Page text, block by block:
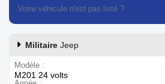
Votre véhicule n'est pas listé ?
Militaire Jeep
Modèle
M201 24 volts